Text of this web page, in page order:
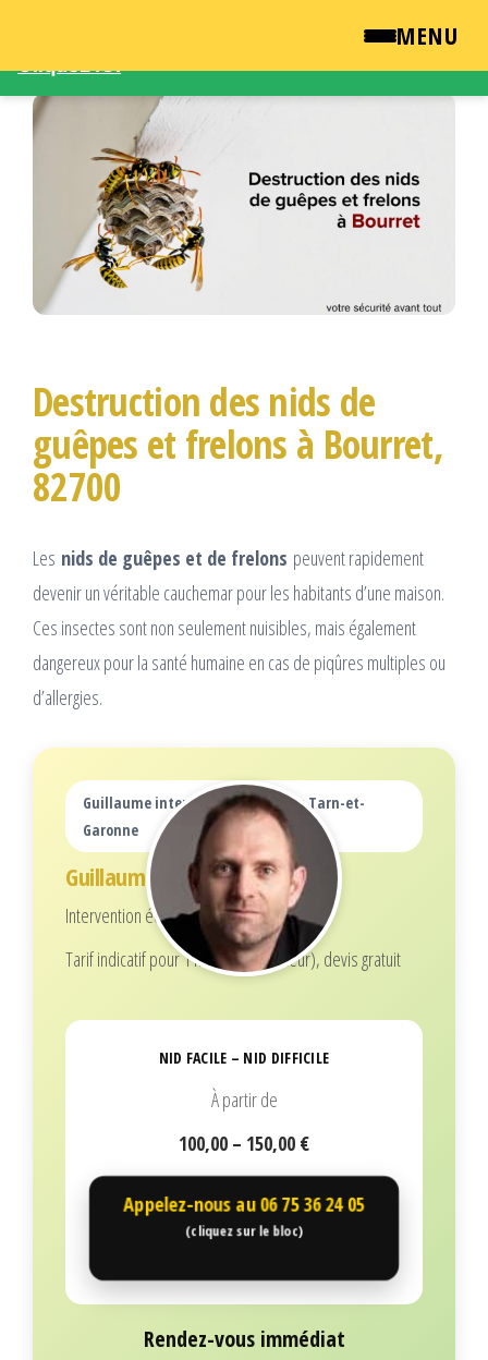
MENU
QUI SOMMES NOUS ?
NEWSROOM
TARIFS
ENGLISH
Passer
Destruction des nids de
guêpes et frelons à Bourret,
82700
Les nids de guêpes et de frelons peuvent rapidement
devenir un véritable cauchemar pour les habitants d’une maison.
Ces insectes sont non seulement nuisibles, mais également
dangereux pour la santé humaine en cas de piqûres multiples ou
d’allergies.
Guillaume intervient dans tout le Tarn-et-
Garonne
Guillaume
Intervention écoresponsable
Tarif indicatif pour 1 nid (selon hauteur), devis gratuit
NID FACILE – NID DIFFICILE
À partir de
100,00 – 150,00 €
Appelez-nous au06 75 36 24 05
(cliquez sur le bloc)
Rendez-vous immédiat
Une demande d'intervention – Une question ?